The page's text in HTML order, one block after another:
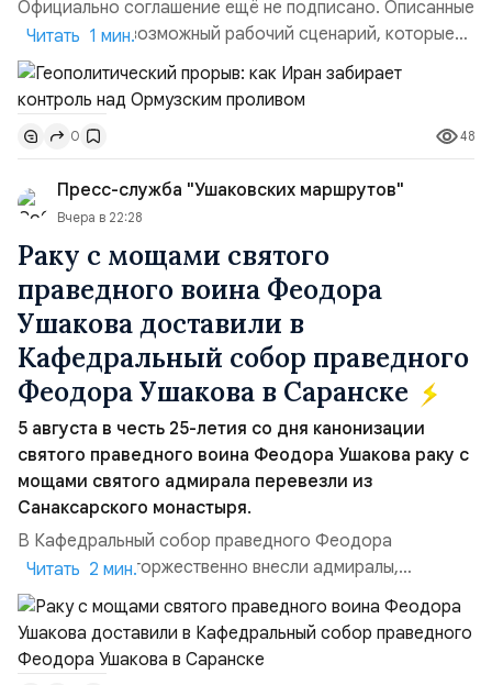
Официально соглашение ещё не подписано. Описанные
пункты — это возможный рабочий сценарий, которые
скорее всего будут реализованы.Разбираем ключевые
тезисы и последствия этого соглашения:. 1. Новые
доли контроля (75 на 25). Было: Ранее Иран и Оман
контролировали пролив на паритетных началах —
50/50. Стало: Новое соглашение закрепляет за
Ираном...
Читать 1 мин.
0 48
Пресс-служба "Ушаковских маршрутов"
Вчера в 22:28
Раку с мощами святого
праведного воина Феодора
Ушакова доставили в
Кафедральный собор праведного
Феодора Ушакова в Саранске
5 августа в честь 25-летия со дня канонизации
святого праведного воина Феодора Ушакова раку с
мощами святого адмирала перевезли из
Санаксарского монастыря.
В Кафедральный собор праведного Феодора
Ушакова раку торжественно внесли адмиралы,
участвовавшие в канонизации святого праведного
воина Феодора Ушакова 25 лет назад:Адмирал
Владимир Прокофьевич Валуев, командующий
Балтийским флотом ВМФ России (2001–2006
Читать 2 мин.